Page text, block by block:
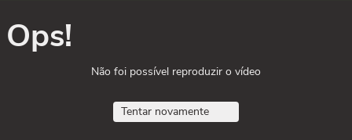
Ops!
Não foi possível reproduzir o vídeo
Tentar novamente